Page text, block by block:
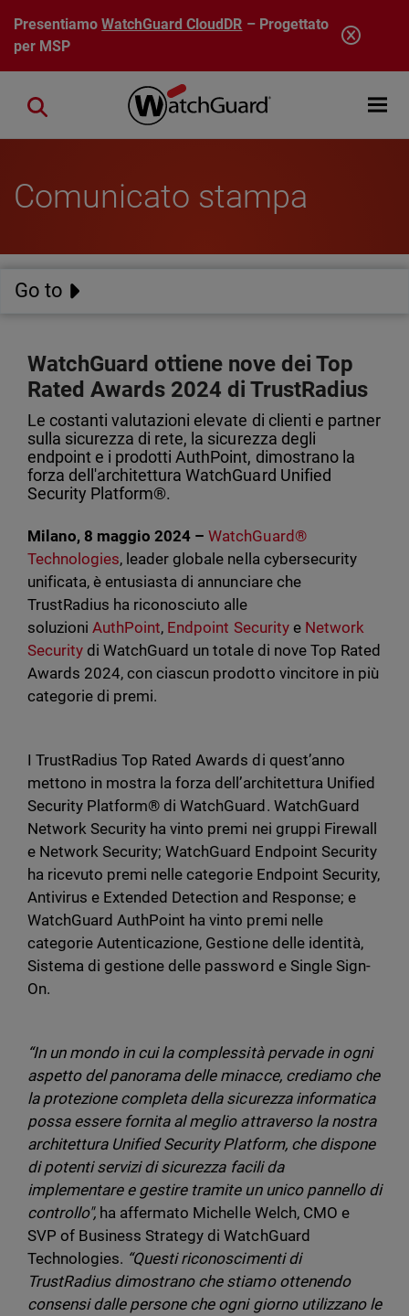
Salta al contenuto principale
PresentiamoWatchGuard CloudDR – Progettato
per MSP
Open
Close search
Comunicato stampa
Go to
WatchGuard ottiene nove dei Top
Rated Awards 2024 di TrustRadius
Le costanti valutazioni elevate di clienti e partner
sulla sicurezza di rete, la sicurezza degli
endpoint e i prodotti AuthPoint, dimostrano la
forza dell'architettura WatchGuard Unified
Security Platform®.
Milano, 8 maggio 2024 –WatchGuard®
Technologies, leader globale nella cybersecurity
unificata, è entusiasta di annunciare che
TrustRadius ha riconosciuto alle
soluzioniAuthPoint, Endpoint Securitye Network
Security di WatchGuard un totale di nove Top Rated
Awards 2024, con ciascun prodotto vincitore in più
categorie di premi.
I TrustRadius Top Rated Awards di quest’anno
mettono in mostra la forza dell’architettura Unified
Security Platform® di WatchGuard. WatchGuard
Network Security ha vinto premi nei gruppi Firewall
e Network Security; WatchGuard Endpoint Security
ha ricevuto premi nelle categorie Endpoint Security,
Antivirus e Extended Detection and Response; e
WatchGuard AuthPoint ha vinto premi nelle
categorie Autenticazione, Gestione delle identità,
Sistema di gestione delle password e Single Sign-
On.
“In un mondo in cui la complessità pervade in ogni
aspetto del panorama delle minacce, crediamo che
la protezione completa della sicurezza informatica
possa essere fornita al meglio attraverso la nostra
architettura Unified Security Platform, che dispone
di potenti servizi di sicurezza facili da
implementare e gestire tramite un unico pannello di
controllo", ha affermato Michelle Welch, CMO e
SVP of Business Strategy di WatchGuard
Technologies. “Questi riconoscimenti di
TrustRadius dimostrano che stiamo ottenendo
consensi dalle persone che ogni giorno utilizzano le